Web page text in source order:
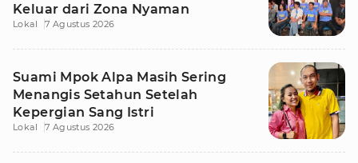
Keluar dari Zona Nyaman
Lokal 7 Agustus 2026
Suami Mpok Alpa Masih Sering
Menangis Setahun Setelah
Kepergian Sang Istri
Lokal 7 Agustus 2026